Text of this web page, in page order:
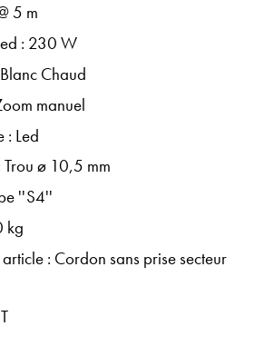
5 m
: 230 W
Chaud
manuel
: Led
ø 10,5 mm
''S4''
kg
: Cordon sans prise secteur